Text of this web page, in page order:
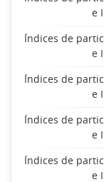
e
Índices de
e
Índices de
e
Índices de
e
Índices de
e